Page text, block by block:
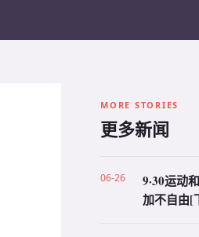
MORE STORIES
更多新闻
06-26
9·30运动
加不自由[